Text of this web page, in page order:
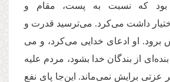
که نسبت به پست، مقام و
داشت می‌کرد. می‌ترسید قدرت و
او ادعای خدایی می‌کرد، و می
از بندگان خدا بشود، مردم علیه
عزتی برایش نمی‌ماند. این‌جا پای نفع